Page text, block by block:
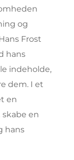
og
Frost
hans
indeholde,
dem. I et
en
en
hans